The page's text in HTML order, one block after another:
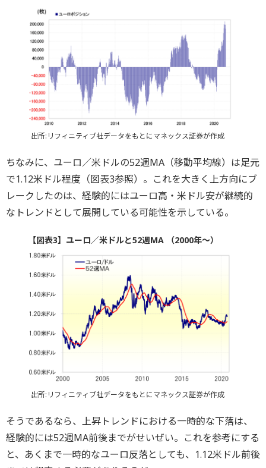
出所:リフィニティブ社データをもとにマネックス証券が作成
ちなみに、ユーロ／米ドルの52週MA（移動平均線）は足元
で1.12米ドル程度（図表3参照）。これを大きく上方向にブ
レークしたのは、経験的にはユーロ高・米ドル安が継続的
なトレンドとして展開している可能性を示している。
【図表3】ユーロ／米ドルと52週MA （2000年～）
出所:リフィニティブ社データをもとにマネックス証券が作成
そうであるなら、上昇トレンドにおける一時的な下落は、
経験的には52週MA前後までがせいぜい。これを参考にする
と、あくまで一時的なユーロ反落としても、1.12米ドル前後